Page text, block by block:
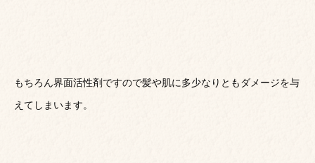
もちろん界面活性剤ですので髪や肌に多少なりともダメージを与
えてしまいます。